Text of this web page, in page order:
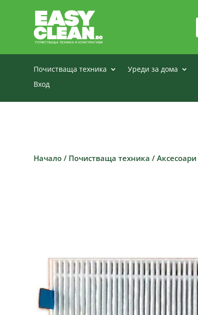
Почистваща техника Уреди за дома
Вход
Начало / Почистваща техника /